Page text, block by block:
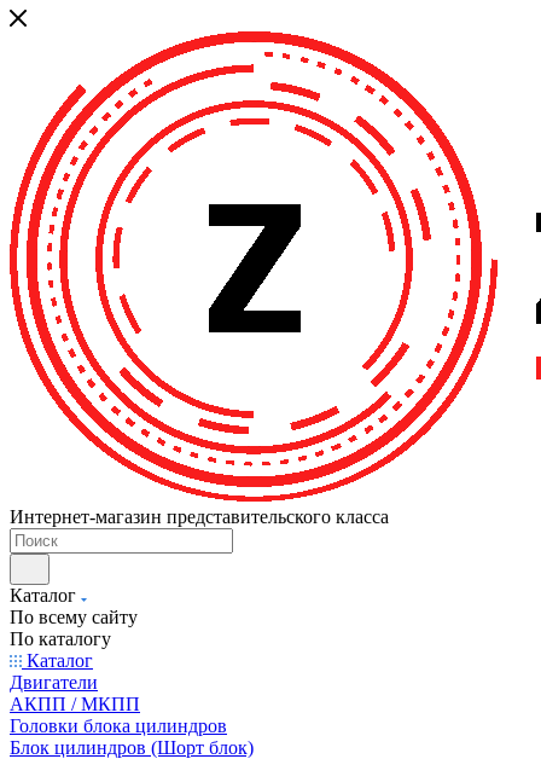
Интернет-магазин представительского класса
Каталог
По всему сайту
По каталогу
Каталог
Двигатели
АКПП / МКПП
Головки блока цилиндров
Блок цилиндров (Шорт блок)